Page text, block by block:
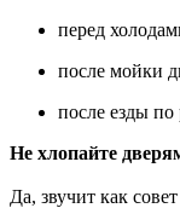
перед
после мойки
после езды по
Не хлопайте
Да, звучит как